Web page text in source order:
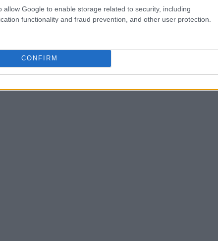
allow Google to enable storage related to security, including
functionality and fraud prevention, and other user protection.
CONFIRM
con unaespátula de goma.
Luego extiende el glaseado y coloca las
Deja enfriar durante al menos una hora, luego